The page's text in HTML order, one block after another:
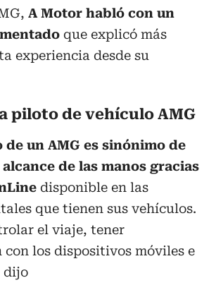
A Motor habló con un
que explicó más
experiencia desde su
piloto de vehículo AMG
un AMG es sinónimo de
de las manos gracias
disponible en las
que tienen sus vehículos.
el viaje, tener
con los dispositivos móviles e
dijo